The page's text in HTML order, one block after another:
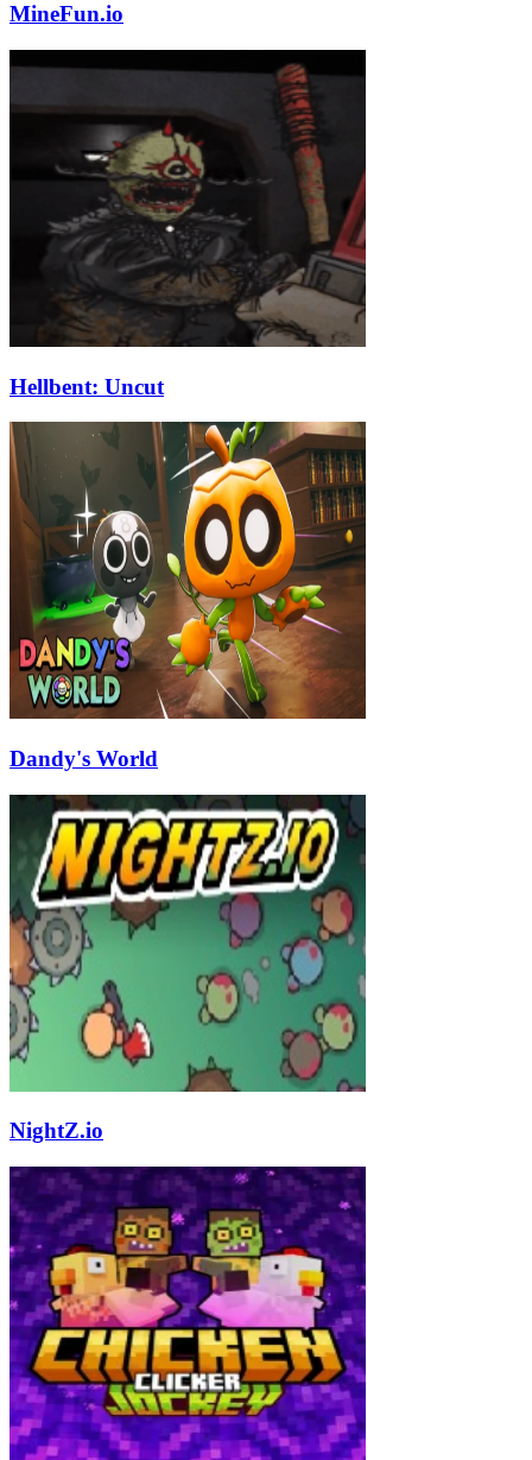
MineFun.io
Hellbent: Uncut
Dandy's World
NightZ.io